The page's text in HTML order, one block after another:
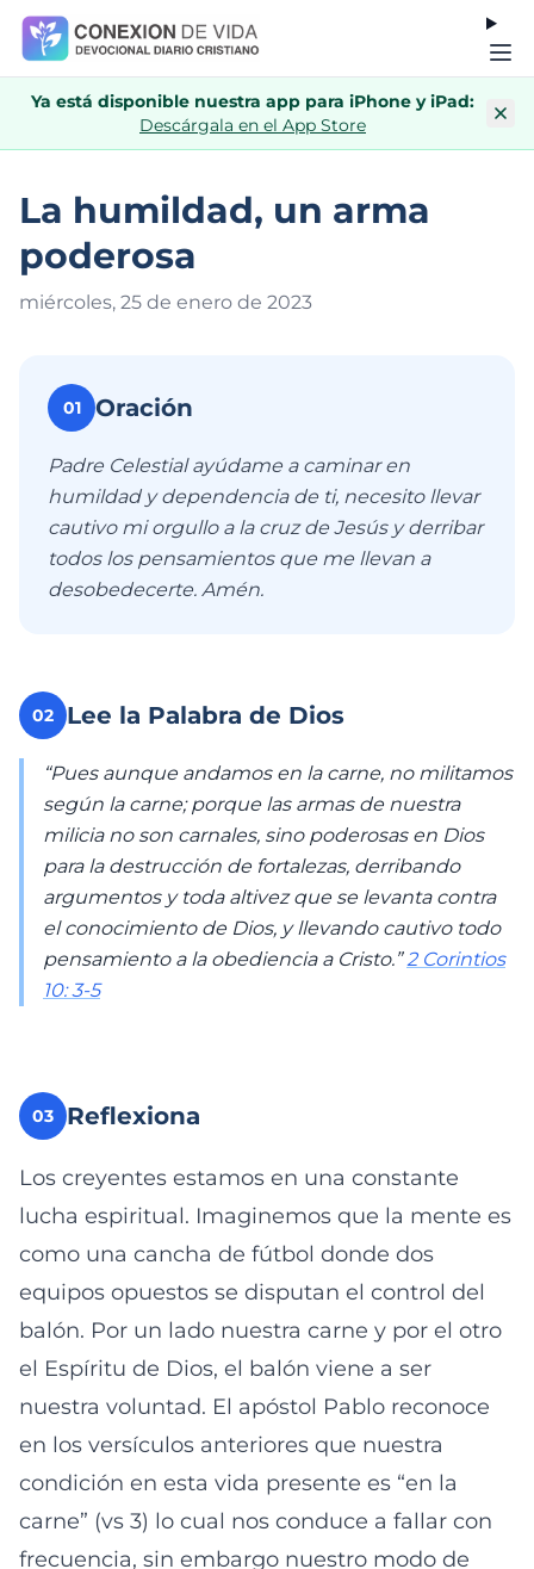
Ya está disponible nuestra app para iPhone y iPad:
Descárgala en el App Store
​​La humildad, un arma
poderosa
miércoles, 25 de enero de 2023
01 Oración
Padre Celestial ayúdame a caminar en
humildad y dependencia de ti, necesito llevar
cautivo mi orgullo a la cruz de Jesús y derribar
todos los pensamientos que me llevan a
desobedecerte. Amén.
02 Lee la Palabra de Dios
“Pues aunque andamos en la carne, no militamos
según la carne; porque las armas de nuestra
milicia no son carnales, sino poderosas en Dios
para la destrucción de fortalezas, derribando
argumentos y toda altivez que se levanta contra
el conocimiento de Dios, y llevando cautivo todo
pensamiento a la obediencia a Cristo.”2 Corintios
10: 3-5
03 Reflexiona
Los creyentes estamos en una constante
lucha espiritual. Imaginemos que la mente es
como una cancha de fútbol donde dos
equipos opuestos se disputan el control del
balón. Por un lado nuestra carne y por el otro
el Espíritu de Dios, el balón viene a ser
nuestra voluntad. El apóstol Pablo reconoce
en los versículos anteriores que nuestra
condición en esta vida presente es “en la
carne” (vs 3) lo cual nos conduce a fallar con
frecuencia, sin embargo nuestro modo de